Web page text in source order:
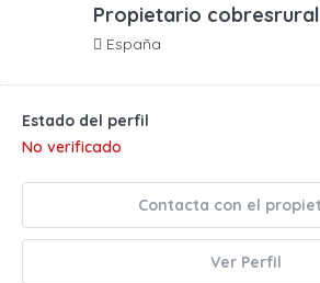
Propietario cobresrural
España
Estado del perfil
No verificado
Contacta con el
Ver Perfil